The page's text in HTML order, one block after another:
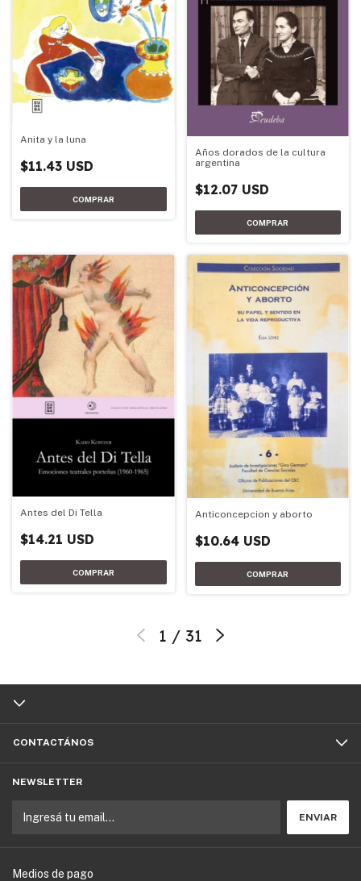
Anita y la luna
$11.43 USD
Años dorados de la cultura
argentina
$12.07 USD
Antes del Di Tella
$14.21 USD
Anticoncepcion y aborto
$10.64 USD
1 / 31
CONTACTÁNOS
NEWSLETTER
Medios de pago